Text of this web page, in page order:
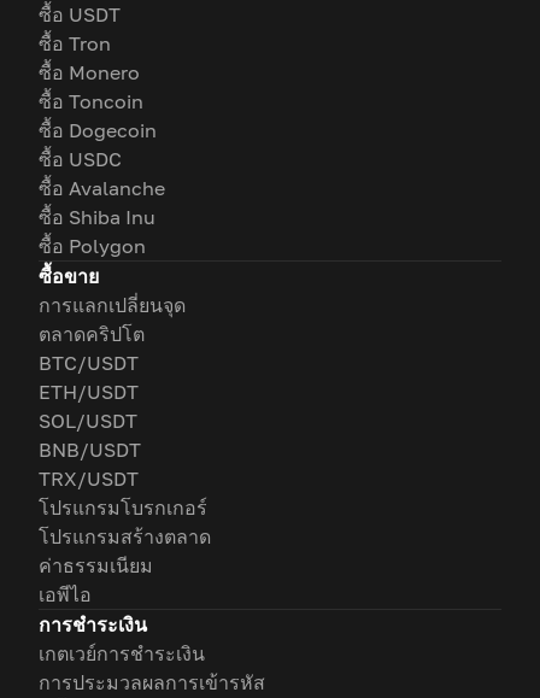
ซื้อ USDT
ซื้อ Tron
ซื้อ Monero
ซื้อ Toncoin
ซื้อ Dogecoin
ซื้อ USDC
ซื้อ Avalanche
ซื้อ Shiba Inu
ซื้อ Polygon
ซื้อขาย
การแลกเปลี่ยนจุด
ตลาดคริปโต
BTC/USDT
ETH/USDT
SOL/USDT
BNB/USDT
TRX/USDT
โปรแกรมโบรกเกอร์
โปรแกรมสร้างตลาด
ค่าธรรมเนียม
เอพีไอ
การชำระเงิน
เกตเวย์การชำระเงิน
การประมวลผลการเข้ารหัส